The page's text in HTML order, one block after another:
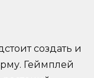
создать и
Геймплей